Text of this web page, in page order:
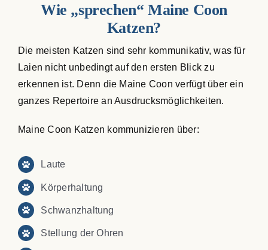
Wie „sprechen“ Maine Coon
Katzen?
Die meisten Katzen sind sehr kommunikativ, was für
Laien nicht unbedingt auf den ersten Blick zu
erkennen ist. Denn die Maine Coon verfügt über ein
ganzes Repertoire an Ausdrucksmöglichkeiten.
Maine Coon Katzen kommunizieren über:
Laute
Körperhaltung
Schwanzhaltung
Stellung der Ohren